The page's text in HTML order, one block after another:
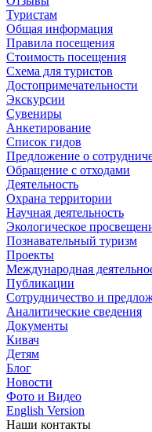
Туристам
Общая информация
Правила посещения
Стоимость посещения
Схема для туристов
Достопримечательности
Экскурсии
Сувениры
Анкетирование
Список гидов
Предложение о
Обращение с отходами
Деятельность
Охрана территории
Научная деятельность
Экологическое
Познавательный туризм
Проекты
Международная
Публикации
Сотрудничество и
Аналитические сведения
Документы
Кивач
Детям
Блог
Новости
Фото и Видео
English Version
Наши контакты